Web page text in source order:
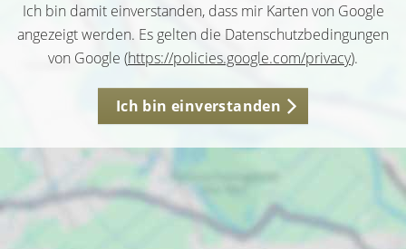
Ich bin damit einverstanden, dass mir Karten von Google
angezeigt werden. Es gelten die Datenschutzbedingungen
von Google (https://policies.google.com/privacy).
Ich bin einverstanden